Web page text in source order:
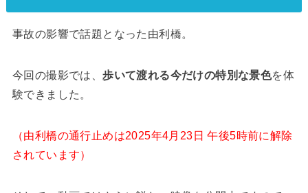
事故の影響で話題となった由利橋。
今回の撮影では、歩いて渡れる今だけの特別な景色を体
験できました。
（由利橋の通行止めは2025年4月23日 午後5時前に解除
されています）